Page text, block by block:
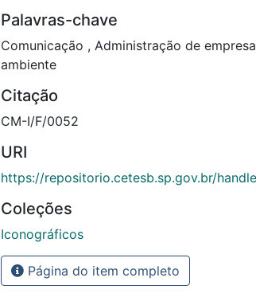
Palavras-chave
Comunicação , Administração de
ambiente
Citação
CM-I/F/0052
URI
https://repositorio.cetesb.sp.gov.br/
Coleções
Iconográficos
Página do item completo